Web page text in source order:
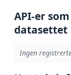
API-er
datasettet
Ingen